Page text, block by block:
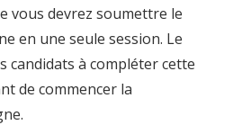
vous devrez soumettre le
en une seule session. Le
candidats à compléter cette
de commencer la